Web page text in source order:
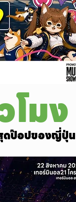
โมง
ดป๊อปของญี่ปุ่น